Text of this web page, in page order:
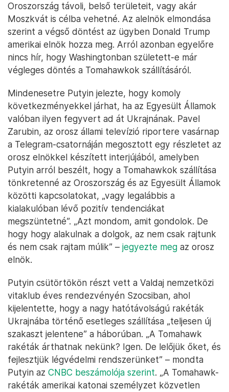
Oroszország távoli, belső területeit, vagy akár
Moszkvát is célba vehetné. Az alelnök elmondása
szerint a végső döntést az ügyben Donald Trump
amerikai elnök hozza meg. Arról azonban egyelőre
nincs hír, hogy Washingtonban született-e már
végleges döntés a Tomahawkok szállításáról.
Mindenesetre Putyin jelezte, hogy komoly
következményekkel járhat, ha az Egyesült Államok
valóban ilyen fegyvert ad át Ukrajnának. Pavel
Zarubin, az orosz állami televízió riportere vasárnap
a Telegram-csatornáján megosztott egy részletet az
orosz elnökkel készített interjújából, amelyben
Putyin arról beszélt, hogy a Tomahawkok szállítása
tönkretenné az Oroszország és az Egyesült Államok
közötti kapcsolatokat, „vagy legalábbis a
kialakulóban lévő pozitív tendenciákat
megszüntetné”. „Azt mondom, amit gondolok. De
hogy hogy alakulnak a dolgok, az nem csak rajtunk
és nem csak rajtam múlik” – jegyezte meg az orosz
elnök.
Putyin csütörtökön részt vett a Valdaj nemzetközi
vitaklub éves rendezvényén Szocsiban, ahol
kijelentette, hogy a nagy hatótávolságú rakéták
Ukrajnába történő esetleges szállítása „teljesen új
szakaszt jelentene” a háborúban. „A Tomahawk
rakéták árthatnak nekünk? Igen. De lelőjük őket, és
fejlesztjük légvédelmi rendszerünket” – mondta
Putyin az CNBC beszámolója szerint. „A Tomahawk-
rakéták amerikai katonai személyzet közvetlen